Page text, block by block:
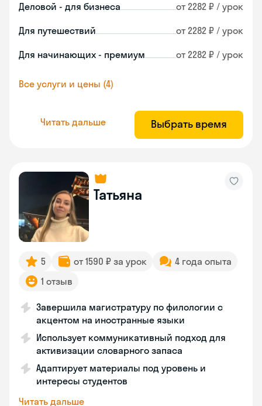
Деловой - для бизнеса от 2282 ₽ / урок
Для путешествий от 2282 ₽ / урок
Для начинающих - премиум от 2282 ₽ / урок
Все услуги и цены (4)
Читать дальше Выбрать время
Татьяна
5 от 1590 ₽ за урок
4 года опыта
1 отзыв
Завершила магистратуру по филологии с
акцентом на иностранные языки
Использует коммуникативный подход для
активизации словарного запаса
Адаптирует материалы под уровень и
интересы студентов
Читать дальше